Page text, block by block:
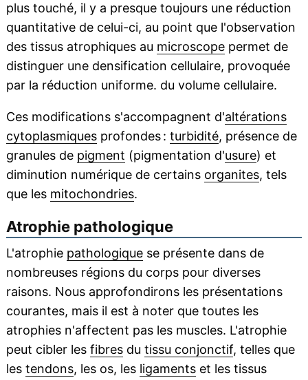
plus touché, il y a presque toujours une réduction
quantitative de celui-ci, au point que l'observation
des tissus atrophiques au microscopepermet de
distinguer une densification cellulaire, provoquée
par la réduction uniforme. du volume cellulaire.
Ces modifications s'accompagnent d'altérations
cytoplasmiquesprofondes : turbidité, présence de
granules de pigment (pigmentation d'usure) et
diminution numérique de certains organites, tels
que les mitochondries.
Atrophie pathologique
L'atrophie pathologiquese présente dans de
nombreuses régions du corps pour diverses
raisons. Nous approfondirons les présentations
courantes, mais il est à noter que toutes les
atrophies n'affectent pas les muscles. L'atrophie
peut cibler les fibresdu tissu conjonctif, telles que
les tendons, les os, les ligamentset les tissus